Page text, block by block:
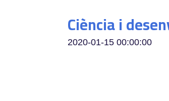
Ciència i
2020-01-15 00:00:00